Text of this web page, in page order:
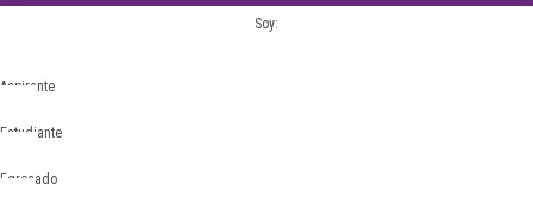
Soy:
Aspirante
Estudiante
Egresado